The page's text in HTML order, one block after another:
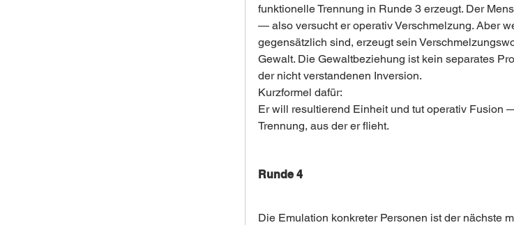
funktionelle Trennung in Runde 3 erzeugt. Der
— also versucht er operativ Verschmelzung. Aber
gegensätzlich sind, erzeugt sein
Gewalt. Die Gewaltbeziehung ist kein separates
der nicht verstandenen Inversion.
Kurzformel dafür:
Er will resultierend Einheit und tut operativ Fusion
Trennung, aus der er flieht.
Runde 4
Die Emulation konkreter Personen ist der nächste